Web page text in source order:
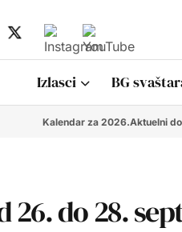
Izlasci BG
Kalendar za 2026.Aktuelni
26. do 28.